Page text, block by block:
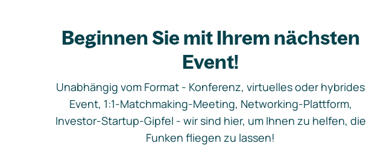
Beginnen Sie mit Ihrem nächsten
Event!
Unabhängig vom Format - Konferenz, virtuelles oder hybrides
Event, 1:1-Matchmaking-Meeting, Networking-Plattform,
Investor-Startup-Gipfel - wir sind hier, um Ihnen zu helfen, die
Funken fliegen zu lassen!